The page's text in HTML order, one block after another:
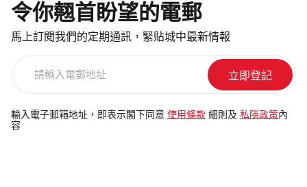
令你翹首盼望的電郵
馬上訂閱我們的定期通訊，緊貼城中最新情報
電
郵
輸入電子郵箱地址，即表示閣下同意 使用條款 細則及 私隱政策 內
容